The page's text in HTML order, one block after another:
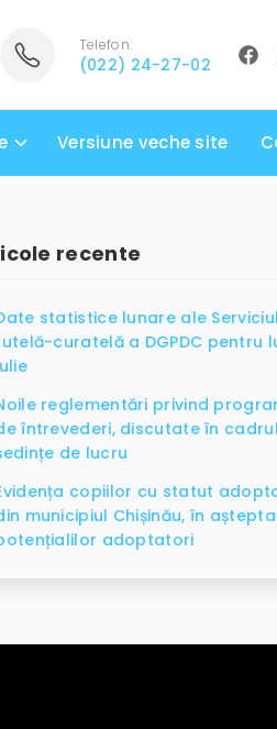
Telefon:
(022) 24-27-02
Versiune veche site
recente
statistice lunare ale
curatelă a DGPDC pentru
reglementări privind
întrevederi, discutate în
de lucru
copiilor cu statut
municipiul Chișinău, în
adoptatori